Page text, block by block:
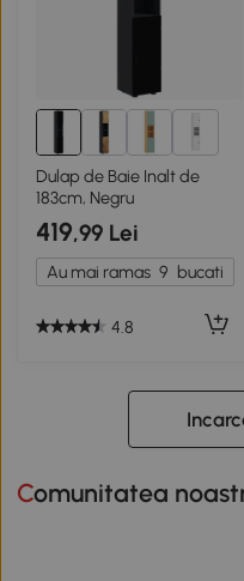
8+
Dulap de Baie Inalt de
183cm, Negru
419,99 Lei
Au mai ramas 9 bucati
4.8
Comunitatea